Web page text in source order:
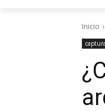
Inicio